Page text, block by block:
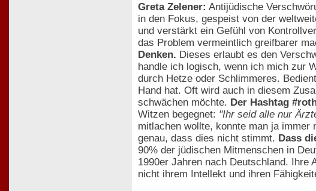
Greta Zelener: Antijüdische
in den Fokus, gespeist von der
und verstärkt ein Gefühl von
das Problem vermeintlich greifbarer
Denken. Dieses erlaubt es den
handle ich logisch, wenn ich mich zur
durch Hetze oder Schlimmeres.
Hand hat. Oft wird auch in diesem
schwächen möchte. Der Hashtag
Witzen begegnet: "Ihr seid alle nur
mitlachen wollte, konnte man ja immer
genau, dass dies nicht stimmt. Dass
90% der jüdischen Mitmenschen in
1990er Jahren nach Deutschland.
nicht ihrem Intellekt und ihren